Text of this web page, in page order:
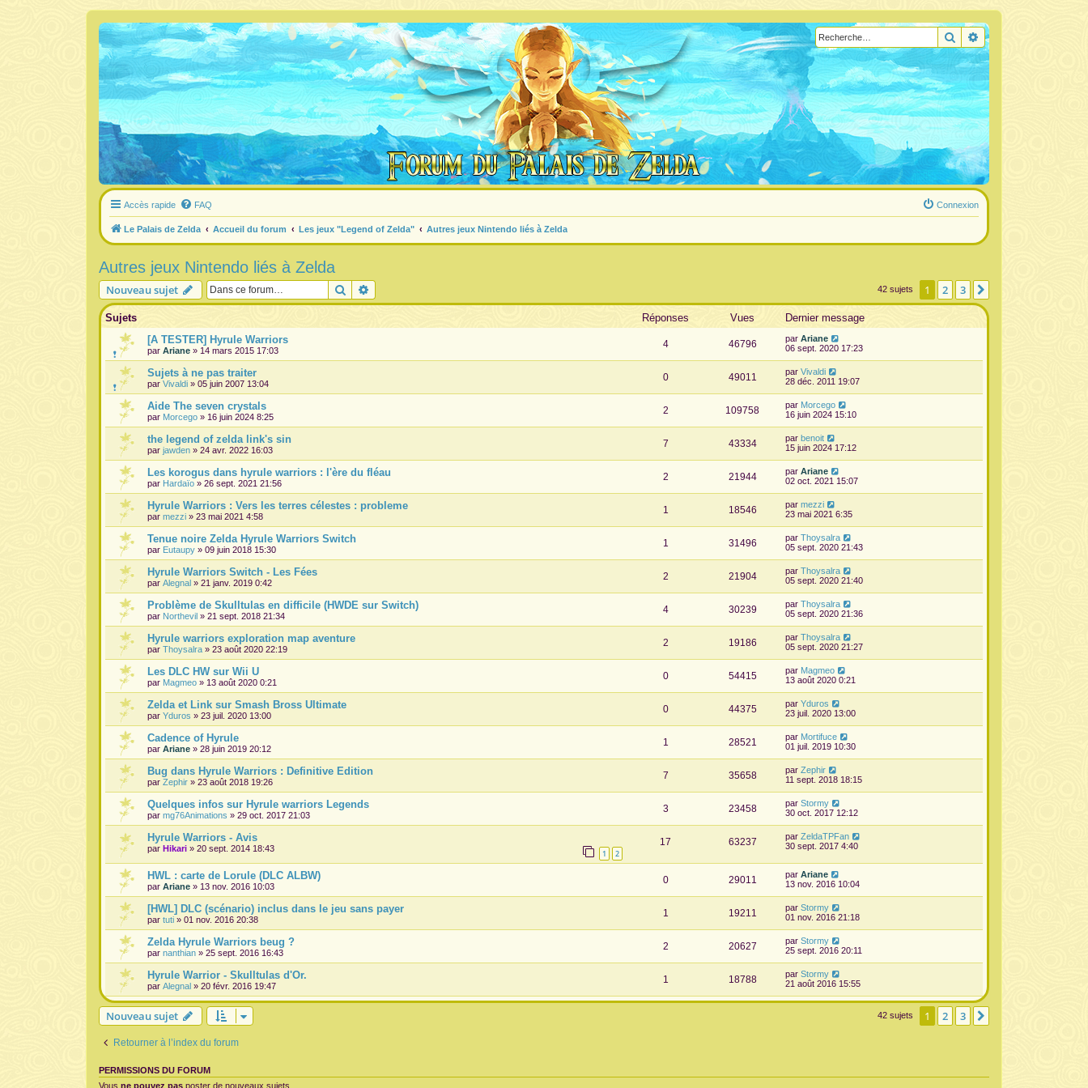
RechercherRecherche avancée
Accès rapide FAQ Connexion
Le Palais de Zelda Accueil du forum Les jeux "Legend of Zelda" Autres jeux Nintendo liés à Zelda
Autres jeux Nintendo liés à Zelda
Nouveau sujet Rechercher 42 sujets 1 2 3
Sujets Réponses Vues
Dernier message
[A TESTER] Hyrule Warriors
par Ariane » 14 mars 2015 17:03
4 46796 par Ariane
06 sept. 2020 17:23
Sujets à ne pas traiter
par Vivaldi » 05 juin 2007 13:04
0 49011 par Vivaldi
28 déc. 2011 19:07
Aide The seven crystals
par Morcego » 16 juin 2024 8:25
2 109758 par Morcego
16 juin 2024 15:10
the legend of zelda link's sin
par jawden » 24 avr. 2022 16:03
7 43334 par benoit
15 juin 2024 17:12
Les korogus dans hyrule warriors : l'ère du fléau
par Hardaïo » 26 sept. 2021 21:56
2 21944 par Ariane
02 oct. 2021 15:07
Hyrule Warriors : Vers les terres célestes : probleme
par mezzi » 23 mai 2021 4:58
1 18546 par mezzi
23 mai 2021 6:35
Tenue noire Zelda Hyrule Warriors Switch
par Eutaupy » 09 juin 2018 15:30
1 31496 par Thoysalra
05 sept. 2020 21:43
Hyrule Warriors Switch - Les Fées
par Alegnal » 21 janv. 2019 0:42
2 21904 par Thoysalra
05 sept. 2020 21:40
Problème de Skulltulas en difficile (HWDE sur Switch)
par Northevil » 21 sept. 2018 21:34
4 30239 par Thoysalra
05 sept. 2020 21:36
Hyrule warriors exploration map aventure
par Thoysalra » 23 août 2020 22:19
2 19186 par Thoysalra
05 sept. 2020 21:27
Les DLC HW sur Wii U
par Magmeo » 13 août 2020 0:21
0 54415 par Magmeo
13 août 2020 0:21
Zelda et Link sur Smash Bross Ultimate
par Yduros » 23 juil. 2020 13:00
0 44375 par Yduros
23 juil. 2020 13:00
Cadence of Hyrule
par Ariane » 28 juin 2019 20:12
1 28521 par Mortifuce
01 juil. 2019 10:30
Bug dans Hyrule Warriors : Definitive Edition
par Zephir » 23 août 2018 19:26
7 35658 par Zephir
11 sept. 2018 18:15
Quelques infos sur Hyrule warriors Legends
par mg76Animations » 29 oct. 2017 21:03
3 23458 par Stormy
30 oct. 2017 12:12
Hyrule Warriors - Avis
par Hikari » 20 sept. 2014 18:43 1 2
17 63237 par ZeldaTPFan
30 sept. 2017 4:40
HWL : carte de Lorule (DLC ALBW)
par Ariane » 13 nov. 2016 10:03
0 29011 par Ariane
13 nov. 2016 10:04
[HWL] DLC (scénario) inclus dans le jeu sans payer
par tuti » 01 nov. 2016 20:38
1 19211 par Stormy
01 nov. 2016 21:18
Zelda Hyrule Warriors beug ?
par nanthian » 25 sept. 2016 16:43
2 20627 par Stormy
25 sept. 2016 20:11
Hyrule Warrior - Skulltulas d'Or.
par Alegnal » 20 févr. 2016 19:47
1 18788 par Stormy
21 août 2016 15:55
Nouveau sujet 42 sujets 1 2 3
Retourner à l’index du forum
PERMISSIONS DU FORUM
Vous ne pouvez pas poster de nouveaux sujets